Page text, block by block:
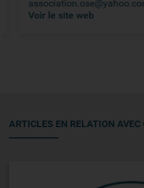
association.ose@yahoo.com
Voir le site web
ARTICLES EN RELATION AVEC